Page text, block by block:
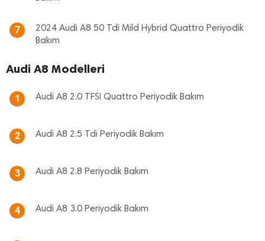
7
2024 Audi A8 50 Tdi Mild Hybrid Quattro Periyodik
Bakım
Audi A8 Modelleri
1 Audi A8 2.0 TFSI Quattro Periyodik Bakım
2 Audi A8 2.5 Tdi Periyodik Bakım
3 Audi A8 2.8 Periyodik Bakım
4 Audi A8 3.0 Periyodik Bakım